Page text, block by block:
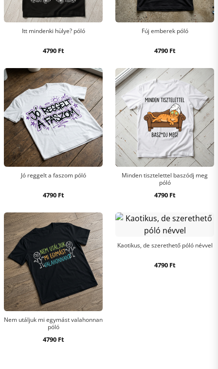
Itt mindenki hülye? póló
4790 Ft
Fúj emberek póló
4790 Ft
Jó reggelt a faszom póló
4790 Ft
Minden tisztelettel baszódj meg
póló
4790 Ft
Nem utáljuk mi egymást valahonnan
póló
4790 Ft
Kaotikus, de szerethető póló névvel
4790 Ft